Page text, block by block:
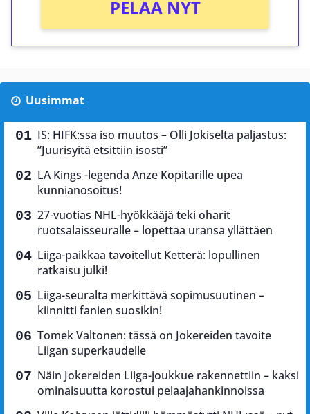
PELAA NYT
Uusimmat
IS: HIFK:ssa iso muutos – Olli Jokiselta paljastus:
”Juurisyitä etsittiin isosti”
LA Kings -legenda Anze Kopitarille upea
kunnianosoitus!
27-vuotias NHL-hyökkääjä teki oharit
ruotsalaisseuralle – lopettaa uransa yllättäen
Liiga-paikkaa tavoitellut Ketterä: lopullinen
ratkaisu julki!
Liiga-seuralta merkittävä sopimusuutinen –
kiinnitti fanien suosikin!
Tomek Valtonen: tässä on Jokereiden tavoite
Liigan superkaudelle
Näin Jokereiden Liiga-joukkue rakennettiin – kaksi
ominaisuutta korostui pelaajahankinnoissa